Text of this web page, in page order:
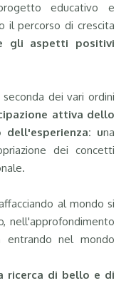
educativo e
il percorso di crescita
gli aspetti positivi
dei vari ordini
attiva dello
: una
dei concetti
al mondo si
nell'approfondimento
entrando nel mondo
ricerca di bello e di